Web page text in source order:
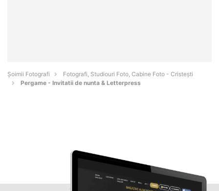
Șoimii Fotografi
Fotografi, Studiouri Foto, Cabine Foto - Cristeşti
Pergame - Invitatii de nunta & Letterpress